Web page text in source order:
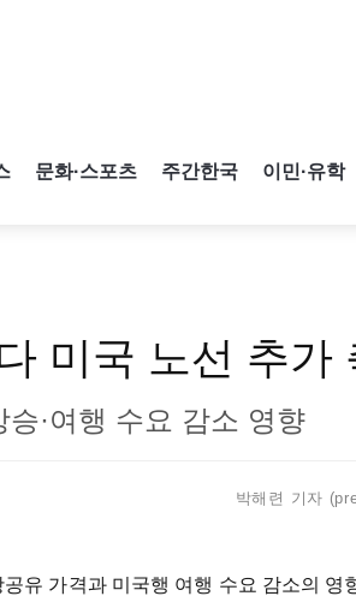
문화·스포츠 주간한국 이민·유학
미국 노선 추가
·여행 수요 감소 영향
박해련 기자
유 가격과 미국행 여행 수요 감소의 영